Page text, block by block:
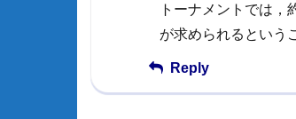
トーナメントでは，
が求められるという
Reply